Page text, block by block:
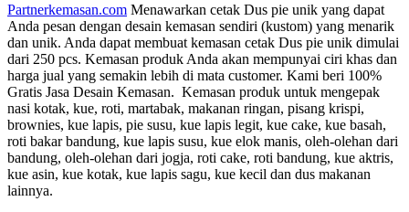
Partnerkemasan.com Menawarkan cetak Dus pie unik yang dapat
Anda pesan dengan desain kemasan sendiri (kustom) yang menarik
dan unik. Anda dapat membuat kemasan cetak Dus pie unik dimulai
dari 250 pcs. Kemasan produk Anda akan mempunyai ciri khas dan
harga jual yang semakin lebih di mata customer. Kami beri 100%
Gratis Jasa Desain Kemasan. Kemasan produk untuk mengepak
nasi kotak, kue, roti, martabak, makanan ringan, pisang krispi,
brownies, kue lapis, pie susu, kue lapis legit, kue cake, kue basah,
roti bakar bandung, kue lapis susu, kue elok manis, oleh-olehan dari
bandung, oleh-olehan dari jogja, roti cake, roti bandung, kue aktris,
kue asin, kue kotak, kue lapis sagu, kue kecil dan dus makanan
lainnya.